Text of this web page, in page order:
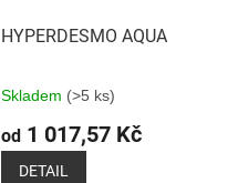
HYPERDESMO AQUA
Skladem (>5 ks)
od 1 017,57 Kč
DETAIL